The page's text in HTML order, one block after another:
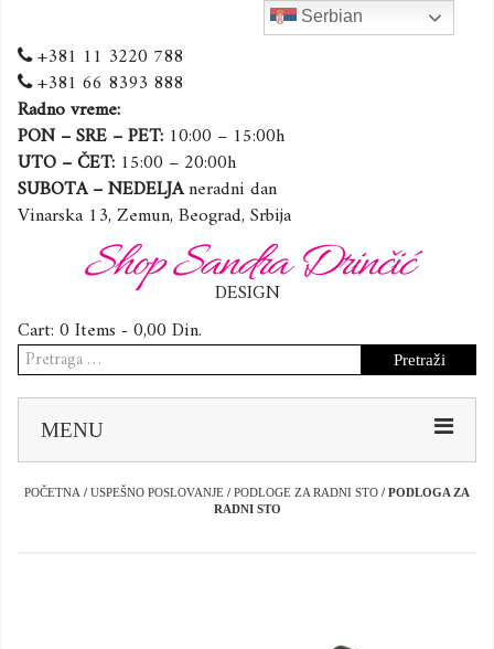
+381 11 3220 788
+381 66 8393 888
Radno vreme:
PON – SRE – PET: 10:00 – 15:00h
UTO – ČET: 15:00 – 20:00h
SUBOTA – NEDELJAneradni dan
Vinarska 13, Zemun, Beograd, Srbija
Shop Sandra Drinčić
DESIGN
Cart: 0 Items -0,00 Din.
Pretraga
za:
MENU
POČETNA / USPEŠNO POSLOVANJE / PODLOGE ZA RADNI STO / PODLOGA ZA
RADNI STO
Serbian